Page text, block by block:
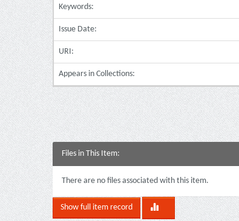
Keywords:
Issue Date:
URI:
Appears in Collections:
Files in This Item:
There are no files associated with this item.
Show full item record